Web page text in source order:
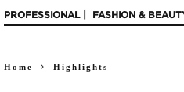
PROFESSIONAL FASHION &
Home Highlights